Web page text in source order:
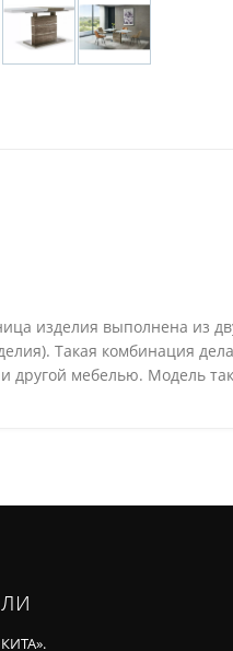
изделия выполнена из
Такая комбинация
мебелью. Модель